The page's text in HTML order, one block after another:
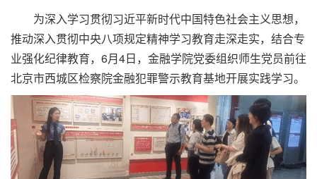
为深入学习贯彻习近平新时代中国特色社会主义思想，
推动深入贯彻中央八项规定精神学习教育走深走实，结合专
业强化纪律教育，6月4日，金融学院党委组织师生党员前往
北京市西城区检察院金融犯罪警示教育基地开展实践学习。